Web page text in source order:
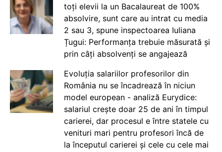
toți elevii la un Bacalaureat de 100%
absolvire, sunt care au intrat cu media
2 sau 3, spune inspectoarea Iuliana
Țugui: Performanța trebuie măsurată și
prin câți absolvenți se angajează
Evoluția salariilor profesorilor din
România nu se încadrează în niciun
model european - analiză Eurydice:
salariul crește doar 25 de ani în timpul
carierei, dar procesul e între statele cu
venituri mari pentru profesori încă de
la începutul carierei și cele cu cele mai